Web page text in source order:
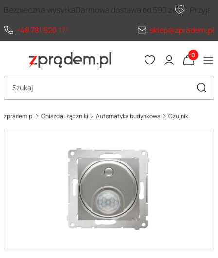
Bezpieczna wysyłkaDarmowa dostawa od 590 zł
+48 781 520 111
sklep@zpradem.pl
Produkty
Otwórz wyszukiwarkę
zpradem.pl Gniazda i łączniki Automatyka budynkowa Czujniki